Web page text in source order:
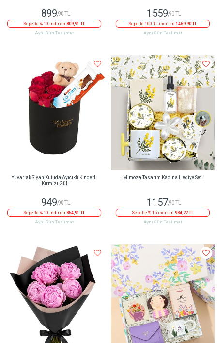
899,90 TL
Sepette % 10 indirim 809,91 TL
Aynı Gün Teslimat
1559,90 TL
Sepette 100 TL indirim 1459,90 TL
Aynı Gün Teslimat
Yuvarlak Siyah Kutuda Ayıcıklı Kinderli
Kırmızı Gül
949,90 TL
Sepette % 10 indirim 854,91 TL
Aynı Gün Teslimat
Mimoza Tasarım Kadına Hediye Seti
1157,90 TL
Sepette % 15 indirim 984,22 TL
Aynı Gün Teslimat